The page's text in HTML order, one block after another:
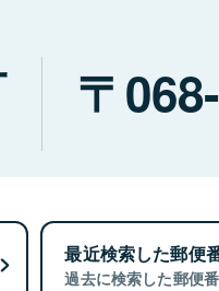
最近検索した郵便
過去に検索した郵便